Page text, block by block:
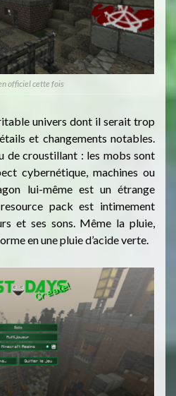
officiel cette fois
univers dont il serait trop
et changements notables.
de croustillant : les mobs sont
cybernétique, machines ou
lui-même est un étrange
pack est intimement
et ses sons. Même la pluie,
en une pluie d’acide verte.